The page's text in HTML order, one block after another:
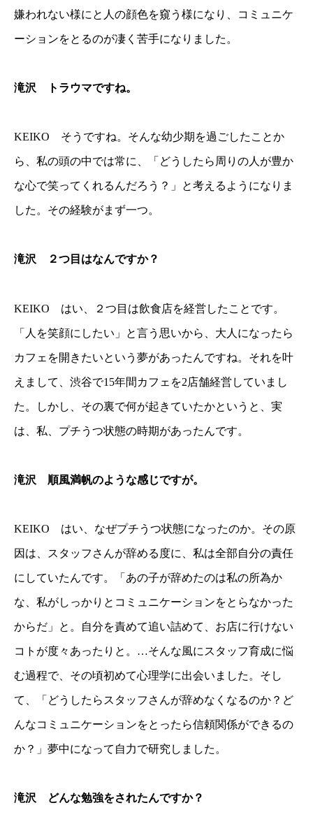
嫌われない様にと人の顔色を窺う様になり、コミュニケ
ーションをとるのが凄く苦手になりました。
滝沢 トラウマですね。
KEIKO そうですね。そんな幼少期を過ごしたことか
ら、私の頭の中では常に、「どうしたら周りの人が豊か
な心で笑ってくれるんだろう？」と考えるようになりま
した。その経験がまず一つ。
滝沢 ２つ目はなんですか？
KEIKO はい、２つ目は飲食店を経営したことです。
「人を笑顔にしたい」と言う思いから、大人になったら
カフェを開きたいという夢があったんですね。それを叶
えまして、渋谷で15年間カフェを2店舗経営していまし
た。しかし、その裏で何が起きていたかというと、実
は、私、プチうつ状態の時期があったんです。
滝沢 順風満帆のような感じですが。
KEIKO はい、なぜプチうつ状態になったのか。その原
因は、スタッフさんが辞める度に、私は全部自分の責任
にしていたんです。「あの子が辞めたのは私の所為か
な、私がしっかりとコミュニケーションをとらなかった
からだ」と。自分を責めて追い詰めて、お店に行けない
コトが度々あったりと。…そんな風にスタッフ育成に悩
む過程で、その頃初めて心理学に出会いました。そし
て、「どうしたらスタッフさんが辞めなくなるのか？ど
んなコミュニケーションをとったら信頼関係ができるの
か？」夢中になって自力で研究しました。
滝沢 どんな勉強をされたんですか？